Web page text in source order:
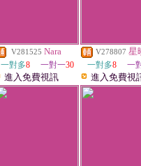
V281525 Nara
一對多8 一對一30
進入免費視訊
V278807 星
一對多8 一
進入免費視